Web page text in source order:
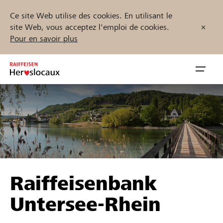
Ce site Web utilise des cookies. En utilisant le
site Web, vous acceptez l'emploi de cookies.
Pour en savoir plus
Inhalt
springen
öffnen
Parrainer
Soutien & assistance
Trouvez des projets et des organisations
Démarrez maintenant
Raiffeisenbank
Untersee-Rhein